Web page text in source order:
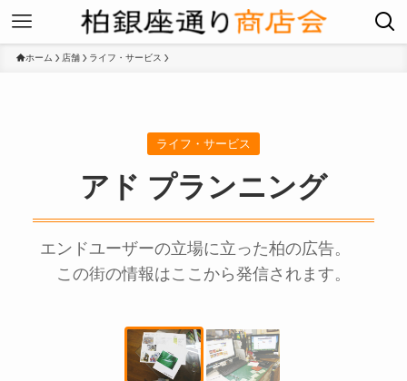
ホーム 店舗 ライフ・サービス
ライフ・サービス
アド プランニング
エンドユーザーの立場に立った柏の広告。
この街の情報はここから発信されます。